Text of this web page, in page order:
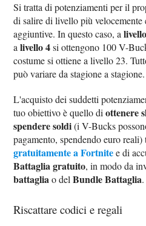
Si tratta di potenziamenti per il
di salire di livello più velocemente
aggiuntive. In questo caso, a
alivello 4si ottengono 100 V-
costume si ottiene a livello 23.
può variare da stagione a stagione.
L'acquisto dei suddetti
tuo obiettivo è quello diottenere
spendere soldi(i V-Bucks
pagamento, spendendo euro
gratuitamente a Fortnitee di
Battaglia gratuito, in modo da
battagliao delBundle Battaglia.
Riscattare codici e regali